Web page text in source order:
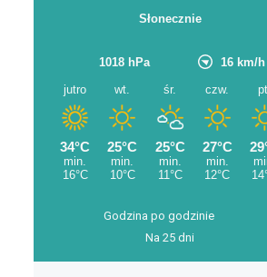
Godzina po godzinie
Na 25 dni